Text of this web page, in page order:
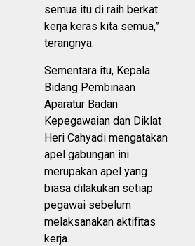
semua itu di raih berkat
kerja keras kita semua,”
terangnya.
Sementara itu, Kepala
Bidang Pembinaan
Aparatur Badan
Kepegawaian dan Diklat
Heri Cahyadi mengatakan
apel gabungan ini
merupakan apel yang
biasa dilakukan setiap
pegawai sebelum
melaksanakan aktifitas
kerja.